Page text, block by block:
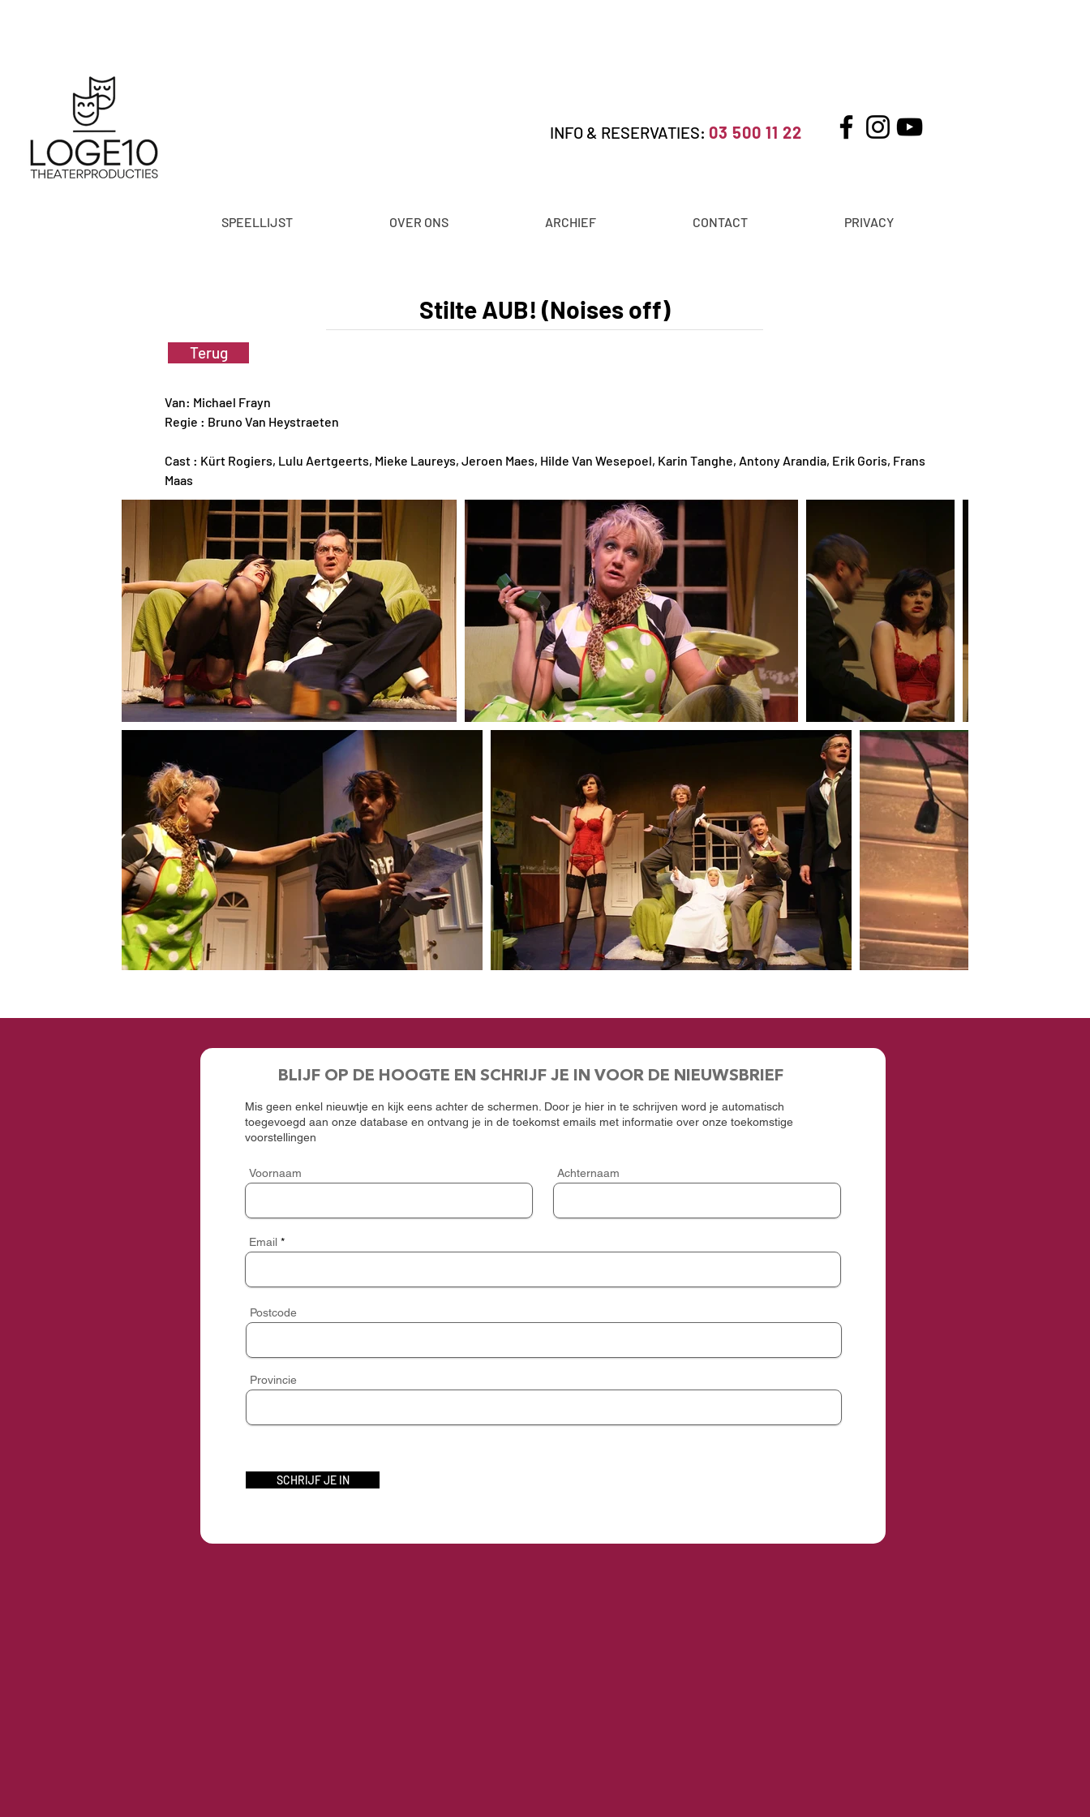
INFO & RESERVATIES: 03 500 11 22
SPEELLIJST OVER ONS ARCHIEF CONTACT PRIVACY
Stilte AUB! (Noises off)
Terug
Van: Michael Frayn
Regie : Bruno Van Heystraeten
Cast : Kürt Rogiers, Lulu Aertgeerts, Mieke Laureys, Jeroen Maes, Hilde Van Wesepoel, Karin Tanghe, Antony Arandia, Erik Goris, Frans
Maas
BLIJF OP DE HOOGTE EN SCHRIJF JE IN VOOR DE NIEUWSBRIEF
Mis geen enkel nieuwtje en kijk eens achter de schermen. Door je hier in te schrijven word je automatisch
toegevoegd aan onze database en ontvang je in de toekomst emails met informatie over onze toekomstige
voorstellingen
Voornaam Achternaam
Email
Postcode
Provincie
SCHRIJF JE IN